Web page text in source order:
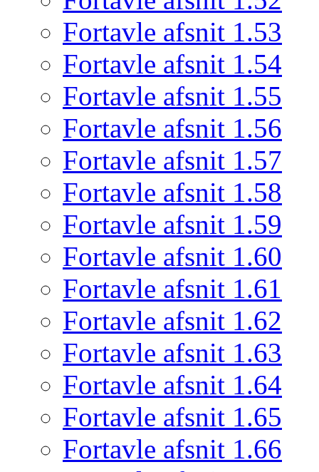
Fortavle afsnit 1.53
Fortavle afsnit 1.54
Fortavle afsnit 1.55
Fortavle afsnit 1.56
Fortavle afsnit 1.57
Fortavle afsnit 1.58
Fortavle afsnit 1.59
Fortavle afsnit 1.60
Fortavle afsnit 1.61
Fortavle afsnit 1.62
Fortavle afsnit 1.63
Fortavle afsnit 1.64
Fortavle afsnit 1.65
Fortavle afsnit 1.66